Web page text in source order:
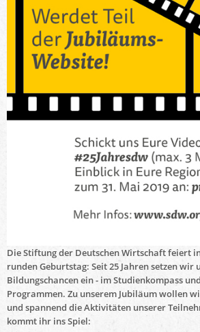
Die Stiftung der Deutschen Wirtschaft feiert
runden Geburtstag: Seit 25 Jahren setzen wir
Bildungschancen ein - im Studienkompass
Programmen. Zu unserem Jubiläum wollen
und spannend die Aktivitäten unserer
kommt ihr ins Spiel: